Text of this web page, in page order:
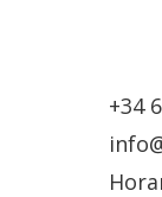
+34